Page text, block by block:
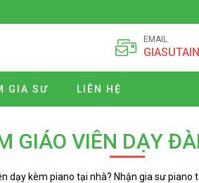
EMAIL
GIA SƯ LIÊN HỆ
GIÁO VIÊN DẠY
dạy kèm piano tại nhà? Nhận gia sư